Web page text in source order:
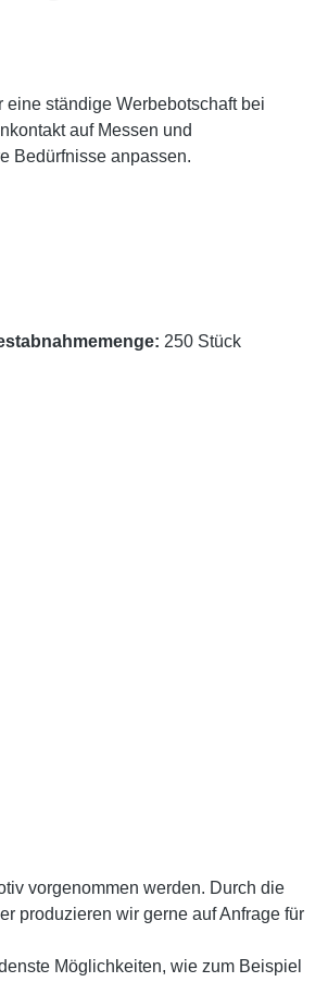
ständige Werbebotschaft bei
auf Messen und
Bedürfnisse anpassen.
250 Stück
vorgenommen werden. Durch die
produzieren wir gerne auf Anfrage für
Möglichkeiten, wie zum Beispiel